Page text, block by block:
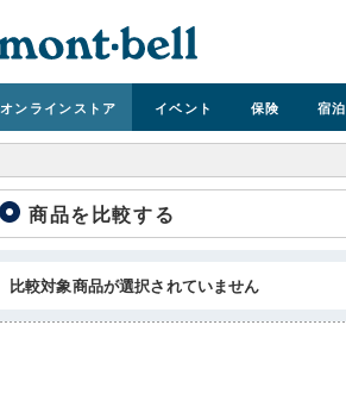
オンラインストア イベント 保険 宿泊
商品を比較する
比較対象商品が選択されていません